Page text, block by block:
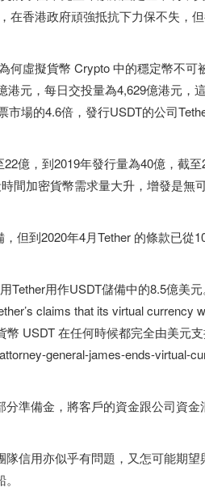
在香港政府頑強抵抗下力保不失，
虛擬貨幣 Crypto 中的穩定幣不可
元，每日交投量為4,629億港元，
場的4.6倍，發行USDT的公司
億，到2019年發行量為40億，截
間加密貨幣需求量大升，增發是無
但到2020年4月Tether 的條款已從
Tether用作USDT儲備中的8.5億美
claims that its virtual currency
USDT 在任何時候都完全由美元
general-james-ends-virtual-
準備金，將客戶的資金跟公司資
信用亦似乎有問題，又怎可能期